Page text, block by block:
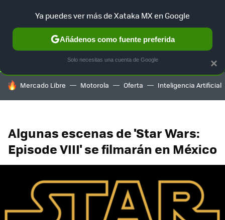
SELECCIÓN GAMING HOME AUTO TERRITORIO
HOY SE HABLA DE
Mercado Libre Motorola Oferta Inteligencia Artificial
Algunas escenas de 'Star Wars:
Episode VIII' se filmarán en México
×
Ya puedes ver más de Xataka MX en Google
Añádenos como fuente preferida
Solo necesitas una cuenta de Google